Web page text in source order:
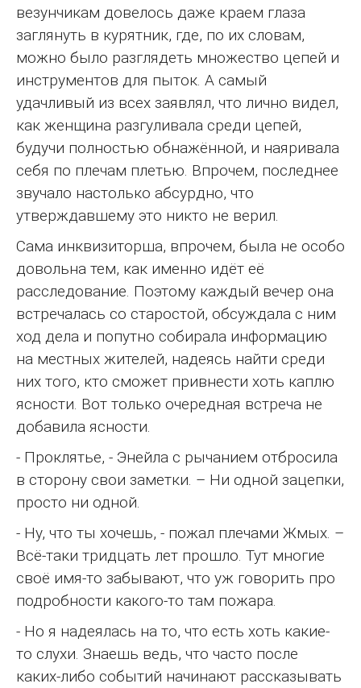
везунчикам довелось даже краем глаза
заглянуть в курятник, где, по их словам,
можно было разглядеть множество цепей и
инструментов для пыток. А самый
удачливый из всех заявлял, что лично видел,
как женщина разгуливала среди цепей,
будучи полностью обнажённой, и наяривала
себя по плечам плетью. Впрочем, последнее
звучало настолько абсурдно, что
утверждавшему это никто не верил.
Сама инквизиторша, впрочем, была не особо
довольна тем, как именно идёт её
расследование. Поэтому каждый вечер она
встречалась со старостой, обсуждала с ним
ход дела и попутно собирала информацию
на местных жителей, надеясь найти среди
них того, кто сможет привнести хоть каплю
ясности. Вот только очередная встреча не
добавила ясности.
- Проклятье, - Энейла с рычанием отбросила
в сторону свои заметки. – Ни одной зацепки,
просто ни одной.
- Ну, что ты хочешь, - пожал плечами Жмых. –
Всё-таки тридцать лет прошло. Тут многие
своё имя-то забывают, что уж говорить про
подробности какого-то там пожара.
- Но я надеялась на то, что есть хоть какие-
то слухи. Знаешь ведь, что часто после
каких-либо событий начинают рассказывать